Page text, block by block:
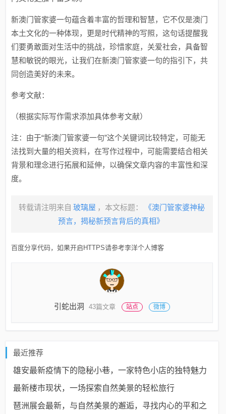
新澳门管家婆一句蕴含着丰富的哲理和智慧，它不仅是澳门
本土文化的一种体现，更是时代精神的写照，这句话提醒我
们要勇敢面对生活中的挑战，珍惜家庭，关爱社会，具备智
慧和敏锐的眼光，让我们在新澳门管家婆一句的指引下，共
同创造美好的未来。
参考文献：
（根据实际写作需求添加具体参考文献）
注：由于“新澳门管家婆一句”这个关键词比较特定，可能无
法找到大量的相关资料，在写作过程中，可能需要结合相关
背景和理念进行拓展和延伸，以确保文章内容的丰富性和深
度。
转载请注明来自 玻璃屋 ，本文标题：
《澳门管家婆神秘
预言，揭秘新预言背后的真相》
百度分享代码，如果开启HTTPS请参考李洋个人博客
引蛇出洞 43篇文章 站点 微博
最近推荐
雄安最新疫情下的隐秘小巷，一家特色小店的独特魅力
最新楼市现状，一场探索自然美景的轻松旅行
琶洲展会最新，与自然美景的邂逅，寻找内心的平和之